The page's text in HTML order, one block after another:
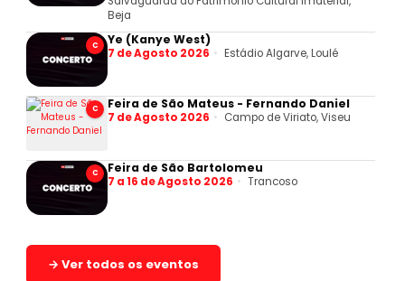
Beja
C Ye (Kanye West)
7 de Agosto 2026 Estádio Algarve, Loulé
C Feira de São Mateus - Fernando Daniel
7 de Agosto 2026 Campo de Viriato, Viseu
C Feira de São Bartolomeu
7 a 16 de Agosto 2026 Trancoso
→ Ver todos os eventos